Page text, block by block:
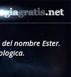
nombre Ester.